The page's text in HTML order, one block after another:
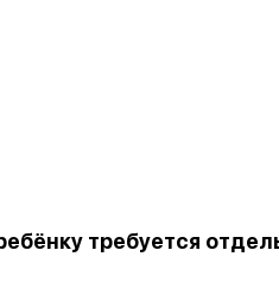
требуется